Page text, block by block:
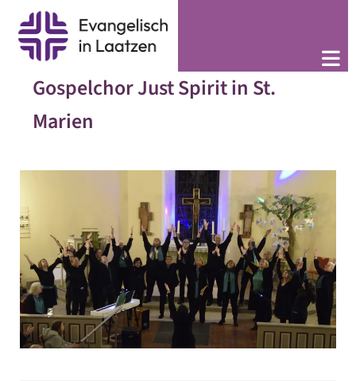
Gospelchor Just Spirit in St.
Marien